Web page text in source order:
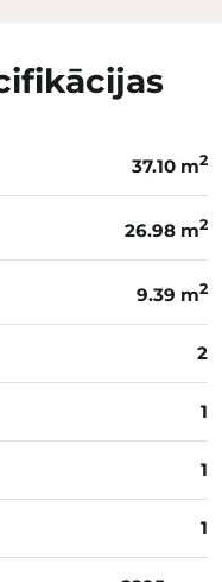
37.10 m2
26.98 m2
9.39 m2
2
1
1
1